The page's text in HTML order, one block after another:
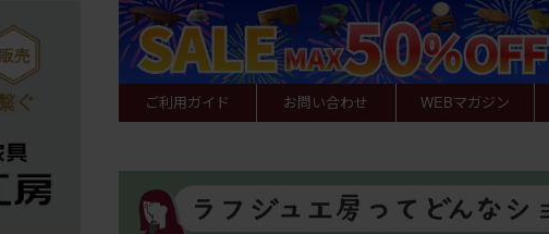
ご利用ガイド お問い合わせ WEBマガジン